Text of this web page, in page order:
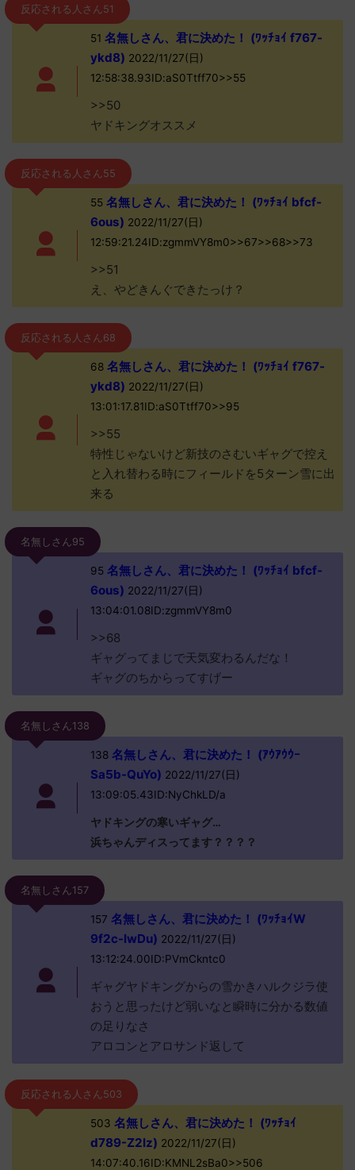
反応される人さん51
51 名無しさん、君に決めた！ (ﾜｯﾁｮｲ f767-
ykd8) 2022/11/27(日)
12:58:38.93ID:aS0Ttff70>>55
>>50
ヤドキングオススメ
反応される人さん55
55名無しさん、君に決めた！ (ﾜｯﾁｮｲ bfcf-
6ous) 2022/11/27(日)
12:59:21.24ID:zgmmVY8m0>>67>>68>>73
>>51
え、やどきんぐできたっけ？
反応される人さん68
68名無しさん、君に決めた！ (ﾜｯﾁｮｲ f767-
ykd8) 2022/11/27(日)
13:01:17.81ID:aS0Ttff70>>95
>>55
特性じゃないけど新技のさむいギャグで控え
と入れ替わる時にフィールドを5ターン雪に出
来る
名無しさん95
95名無しさん、君に決めた！ (ﾜｯﾁｮｲ bfcf-
6ous) 2022/11/27(日)
13:04:01.08ID:zgmmVY8m0
>>68
ギャグってまじで天気変わるんだな！
ギャグのちからってすげー
名無しさん138
138名無しさん、君に決めた！ (ｱｳｱｳｳｰ
Sa5b-QuYo) 2022/11/27(日)
13:09:05.43ID:NyChkLD/a
ヤドキングの寒いギャグ…
浜ちゃんディスってます？？？？
名無しさん157
157 名無しさん、君に決めた！ (ﾜｯﾁｮｲW
9f2c-lwDu) 2022/11/27(日)
13:12:24.00ID:PVmCkntc0
ギャグヤドキングからの雪かきハルクジラ使
おうと思ったけど弱いなと瞬時に分かる数値
の足りなさ
アロコンとアロサンド返して
反応される人さん503
503 名無しさん、君に決めた！ (ﾜｯﾁｮｲ
d789-Z2Iz) 2022/11/27(日)
14:07:40.16ID:KMNL2sBa0>>506